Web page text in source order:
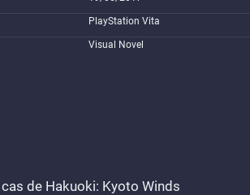
PlayStation Vita
Visual Novel
de Hakuoki: Kyoto Winds